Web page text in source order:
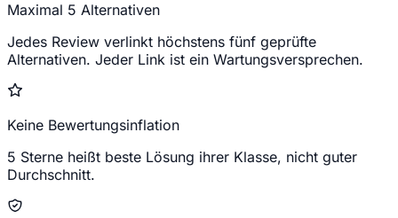
Maximal 5 Alternativen
Jedes Review verlinkt höchstens fünf geprüfte
Alternativen. Jeder Link ist ein Wartungsversprechen.
Keine Bewertungsinflation
5 Sterne heißt beste Lösung ihrer Klasse, nicht guter
Durchschnitt.